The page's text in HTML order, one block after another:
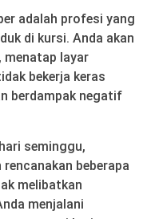
adalah profesi yang
di kursi. Anda akan
menatap layar
bekerja keras
berdampak negatif
seminggu,
beberapa
melibatkan
menjalani